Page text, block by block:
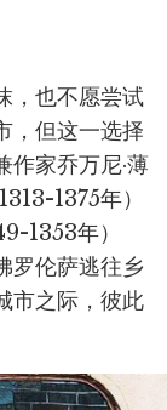
，也不愿尝试
，但这一选择
家乔万尼·薄
1375年）
1353年）
罗伦萨逃往乡
市之际，彼此